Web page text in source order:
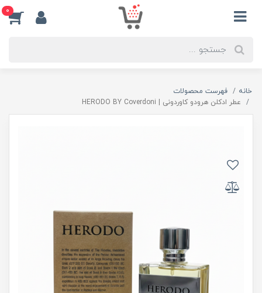
0
خانه
فهرست محصولات
عطر ادکلن هرودو کاوردونی | HERODO BY Coverdoni